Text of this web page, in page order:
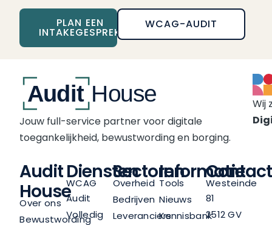
PLAN EEN
INTAKEGESPREK
WCAG-AUDIT
Jouw full-service partner voor digitale
toegankelijkheid, bewustwording en borging.
Wij
Audit
House
Over ons
Bewustwording
Diensten
WCAG
Audit
Volledig
Sectoren
Overheid
Bedrijven
Leveranciers
Informatie
Tools
Nieuws
Kennisbank
Contact
Westeinde
81
2512 GV